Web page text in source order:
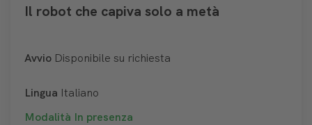
Il robot che capiva solo a metà
Avvio Disponibile su richiesta
Lingua Italiano
Modalità In presenza